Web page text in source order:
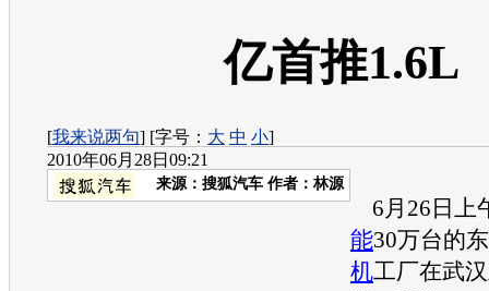
亿首推1.6L
[我来说两句] [字号： 大 中 小]
2010年06月28日09:21
来源： 搜狐汽车 作者：林源
6月26日上
能30万台的
机工厂在武